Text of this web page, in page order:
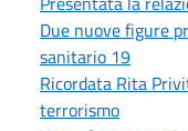
Due nuove figure
sanitario 19
Ricordata Rita
terrorismo